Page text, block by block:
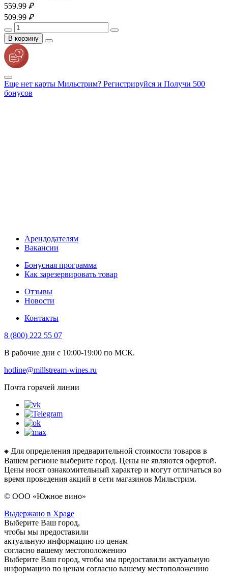
559.99 ₽
509.99 ₽
В корзину
Еще нет карты Мильстрим? Регистрируйся и Получи 500
бонусов
Арендодателям
Вакансии
Бонусная программа
Как зарезервировать товар
Отзывы
Новости
Контакты
8 (800) 222 55 07
В рабочие дни с 10:00-19:00 по МСК.
hotline@millstream-wines.ru
Почта горячей линии
⁕ Для определения предварительной стоимости товаров в
Вашем регионе выберите город. Цены не являются офертой.
Цены носят ознакомительный характер и могут отличаться во
время проведения акций в сети магазинов Мильстрим.
© ООО «Южное вино»
Выдержано в Xpage
Выберите Ваш город,
чтобы мы предоставили
актуальную информацию по ценам
согласно вашему местоположению
Выберите Ваш город, чтобы мы предоставили актуальную
информацию по ценам согласно вашему местоположению